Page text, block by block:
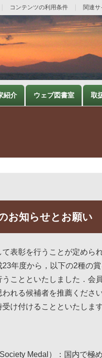
コンテンツの利用条件 関連
紹介 ウェブ図書室 取
お知らせとお願い
表彰を行うことが定めら
年度から，以下の2種の
ことといたしました．会
れる候補者を推薦くださ
け付けることといたします
Medal）：国内で極